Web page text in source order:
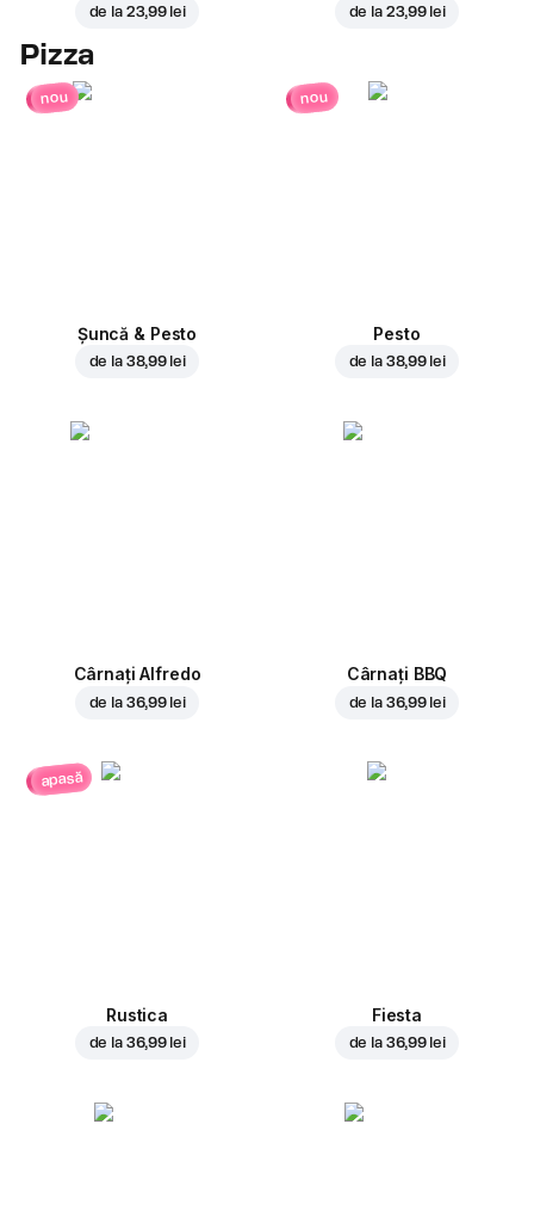
de la 23,99 lei de la 23,99 lei
Pizza
nou
Șuncă & Pesto
de la 38,99 lei
nou
Pesto
de la 38,99 lei
Cârnați Alfredo
de la 36,99 lei
Cârnați BBQ
de la 36,99 lei
apasă
Rustica
de la 36,99 lei
Fiesta
de la 36,99 lei